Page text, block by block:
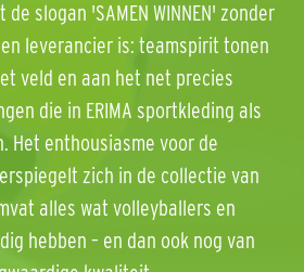
de slogan 'SAMEN WINNEN' zonder
leverancier is: teamspirit tonen
veld en aan het net precies
die in ERIMA sportkleding als
Het enthousiasme voor de
zich in de collectie van
alles wat volleyballers en
hebben – en dan ook nog van